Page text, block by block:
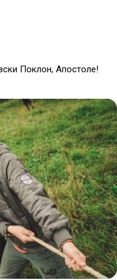
Поклон, Апостоле!